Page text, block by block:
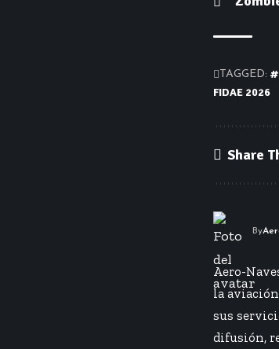
TAGGED:
FIDAE 2026
Share
By
Aero-
la
sus
difusión,